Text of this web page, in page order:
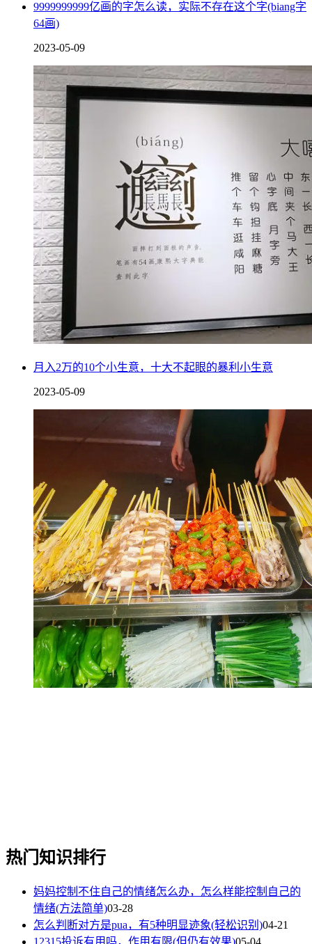
9999999999亿画的字怎么读，实际不存在这个字(biang字
64画)
2023-05-09
月入2万的10个小生意，十大不起眼的暴利小生意
2023-05-09
热门知识排行
妈妈控制不住自己的情绪怎么办，怎么样能控制自己的
情绪(方法简单)03-28
怎么判断对方是pua，有5种明显迹象(轻松识别)04-21
12315投诉有用吗，作用有限(但仍有效果)05-04